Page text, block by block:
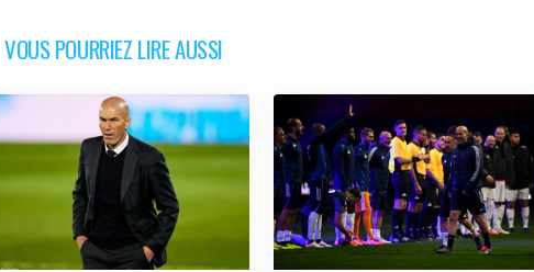
VOUS POURRIEZ LIRE AUSSI